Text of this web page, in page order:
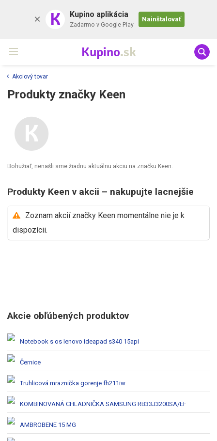
K Kupino aplikácia
Zadarmo v Google Play
Nainštalovať
Kupino.sk
Akciový tovar
Produkty značky Keen
Bohužiaľ, nenašli sme žiadnu aktuálnu akciu na značku Keen.
Produkty Keen v akcii – nakupujte lacnejšie
Zoznam akcií značky Keen momentálne nie je k
dispozícii.
Akcie obľúbených produktov
Notebook s os lenovo ideapad s340 15api
Černice
Truhlicová mraznička gorenje fh211iw
KOMBINOVANÁ CHLADNIČKA SAMSUNG RB33J3200SA/EF
AMBROBENE 15 MG